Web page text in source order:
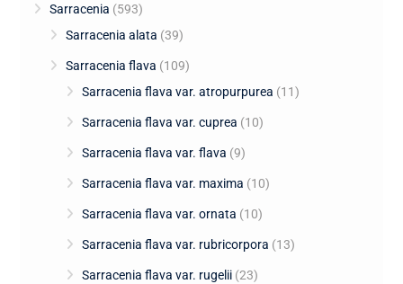
Sarracenia (593)
Sarracenia alata (39)
Sarracenia flava (109)
Sarracenia flava var. atropurpurea (11)
Sarracenia flava var. cuprea (10)
Sarracenia flava var. flava (9)
Sarracenia flava var. maxima (10)
Sarracenia flava var. ornata (10)
Sarracenia flava var. rubricorpora (13)
Sarracenia flava var. rugelii (23)